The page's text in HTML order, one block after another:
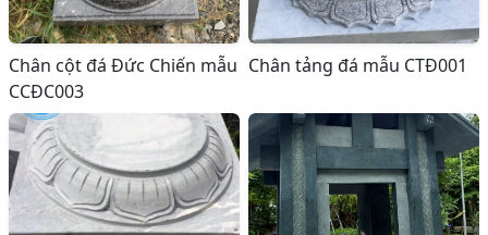
Chân cột đá Đức Chiến mẫu
CCĐC003
Chân tảng đá mẫu CTĐ001